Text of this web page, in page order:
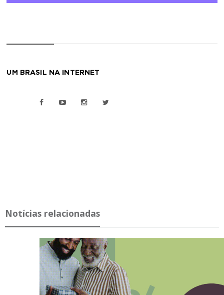
UM BRASIL NA INTERNET
Notícias relacionadas